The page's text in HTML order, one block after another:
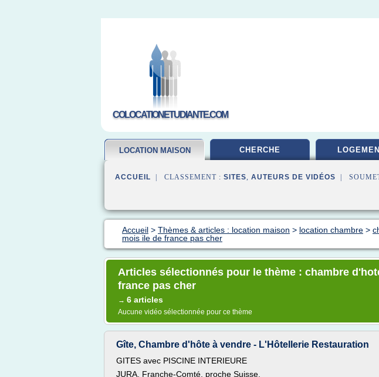
COLOCATIONETUDIANTE.COM
LOCATION MAISON CHERCHE
ACCUEIL | CLASSEMENT : SITES, AUTEURS DE VIDÉOS |
Accueil > Thèmes & articles : location maison > location chambre >
mois ile de france pas cher
Articles sélectionnés pour le thème : chambre
france pas cher
→ 6 articles
Aucune vidéo sélectionnée pour ce thème
Gîte, Chambre d'hôte à vendre - L'Hôtellerie Restauration
GITES avec PISCINE INTERIEURE
JURA, Franche-Comté, proche Suisse.